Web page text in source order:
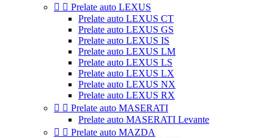
  Prelate auto LEXUS
Prelate auto LEXUS CT
Prelate auto LEXUS GS
Prelate auto LEXUS IS
Prelate auto LEXUS LM
Prelate auto LEXUS LS
Prelate auto LEXUS LX
Prelate auto LEXUS NX
Prelate auto LEXUS RX
  Prelate auto MASERATI
Prelate auto MASERATI Levante
  Prelate auto MAZDA